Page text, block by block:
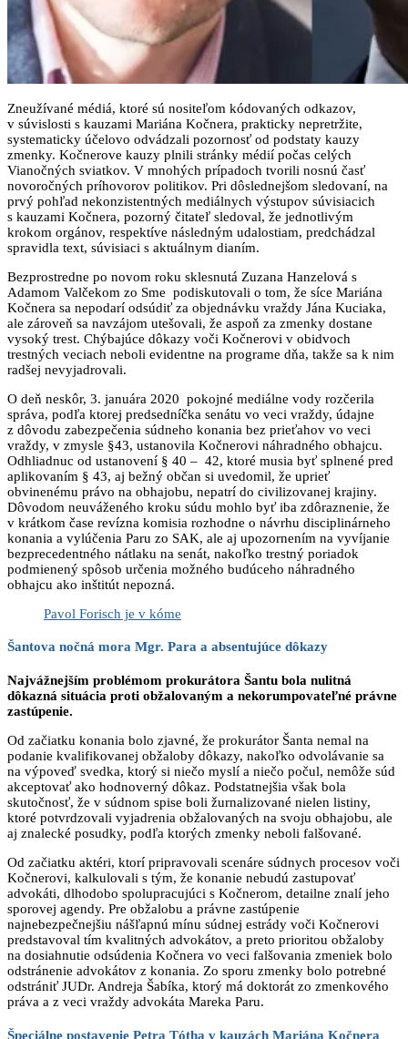
Zneužívané médiá, ktoré sú nositeľom kódovaných odkazov,
v súvislosti s kauzami Mariána Kočnera, prakticky nepretržite,
systematicky účelovo odvádzali pozornosť od podstaty kauzy
zmenky. Kočnerove kauzy plnili stránky médií počas celých
Vianočných sviatkov. V mnohých prípadoch tvorili nosnú časť
novoročných príhovorov politikov. Pri dôslednejšom sledovaní, na
prvý pohľad nekonzistentných mediálnych výstupov súvisiacich
s kauzami Kočnera, pozorný čitateľ sledoval, že jednotlivým
krokom orgánov, respektíve následným udalostiam, predchádzal
spravidla text, súvisiaci s aktuálnym dianím.
Bezprostredne po novom roku sklesnutá Zuzana Hanzelová s
Adamom Valčekom zo Sme podiskutovali o tom, že síce Mariána
Kočnera sa nepodarí odsúdiť za objednávku vraždy Jána Kuciaka,
ale zároveň sa navzájom utešovali, že aspoň za zmenky dostane
vysoký trest. Chýbajúce dôkazy voči Kočnerovi v obidvoch
trestných veciach neboli evidentne na programe dňa, takže sa k nim
radšej nevyjadrovali.
O deň neskôr, 3. januára 2020 pokojné mediálne vody rozčerila
správa, podľa ktorej predsedníčka senátu vo veci vraždy, údajne
z dôvodu zabezpečenia súdneho konania bez prieťahov vo veci
vraždy, v zmysle §43, ustanovila Kočnerovi náhradného obhajcu.
Odhliadnuc od ustanovení § 40 – 42, ktoré musia byť splnené pred
aplikovaním § 43, aj bežný občan si uvedomil, že uprieť
obvinenému právo na obhajobu, nepatrí do civilizovanej krajiny.
Dôvodom neuváženého kroku súdu mohlo byť iba zdôraznenie, že
v krátkom čase revízna komisia rozhodne o návrhu disciplinárneho
konania a vylúčenia Paru zo SAK, ale aj upozornením na vyvíjanie
bezprecedentného nátlaku na senát, nakoľko trestný poriadok
podmienený spôsob určenia možného budúceho náhradného
obhajcu ako inštitút nepozná.
Pavol Forisch je v kóme
Šantova nočná mora Mgr. Para a absentujúce dôkazy
Najvážnejším problémom prokurátora Šantu bola nulitná
dôkazná situácia proti obžalovaným a nekorumpovateľné právne
zastúpenie.
Od začiatku konania bolo zjavné, že prokurátor Šanta nemal na
podanie kvalifikovanej obžaloby dôkazy, nakoľko odvolávanie sa
na výpoveď svedka, ktorý si niečo myslí a niečo počul, nemôže súd
akceptovať ako hodnoverný dôkaz. Podstatnejšia však bola
skutočnosť, že v súdnom spise boli žurnalizované nielen listiny,
ktoré potvrdzovali vyjadrenia obžalovaných na svoju obhajobu, ale
aj znalecké posudky, podľa ktorých zmenky neboli falšované.
Od začiatku aktéri, ktorí pripravovali scenáre súdnych procesov voči
Kočnerovi, kalkulovali s tým, že konanie nebudú zastupovať
advokáti, dlhodobo spolupracujúci s Kočnerom, detailne znalí jeho
sporovej agendy. Pre obžalobu a právne zastúpenie
najnebezpečnejšiu nášľapnú mínu súdnej estrády voči Kočnerovi
predstavoval tím kvalitných advokátov, a preto prioritou obžaloby
na dosiahnutie odsúdenia Kočnera vo veci falšovania zmeniek bolo
odstránenie advokátov z konania. Zo sporu zmenky bolo potrebné
odstrániť JUDr. Andreja Šabíka, ktorý má doktorát zo zmenkového
práva a z veci vraždy advokáta Mareka Paru.
Špeciálne postavenie Petra Tótha v kauzách Mariána Kočnera